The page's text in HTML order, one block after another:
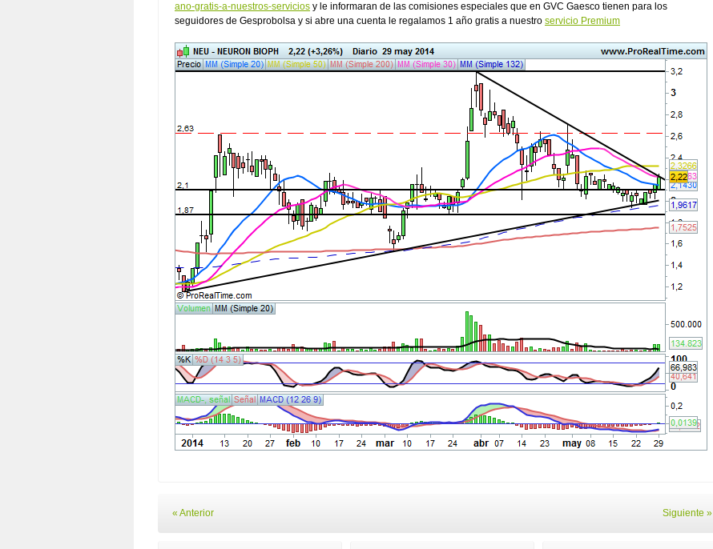
ano-gratis-a-nuestros-servicios y le informaran de las comisiones especiales que en GVC Gaesco tienen para los
seguidores de Gesprobolsa y si abre una cuenta le regalamos 1 año gratis a nuestro servicio Premium
« Anterior Siguiente »